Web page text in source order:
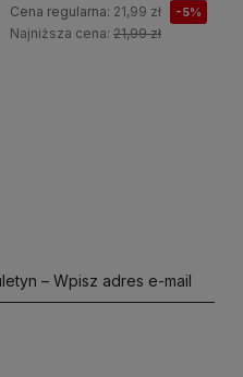
Cena regularna: 21,99 zł -5%
Najniższa cena: 21,99 zł
– Wpisz adres e-mail